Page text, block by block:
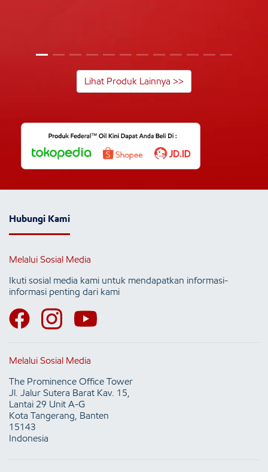
Lihat Produk Lainnya >>
Hubungi Kami
Melalui Sosial Media
Ikuti sosial media kami untuk mendapatkan informasi-
informasi penting dari kami
Melalui Sosial Media
The Prominence Office Tower
Jl. Jalur Sutera Barat Kav. 15,
Lantai 29 Unit A-G
Kota Tangerang, Banten
15143
Indonesia